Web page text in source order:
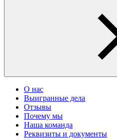
О нас
Выигранные дела
Отзывы
Почему мы
Наша команда
Реквизиты и документы